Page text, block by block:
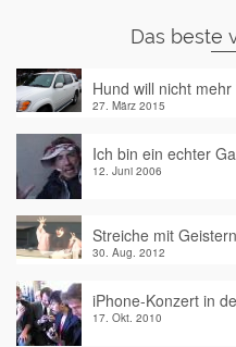
Das beste
Hund will nicht
27. März 2015
Ich bin ein echter
12. Juni 2006
Streiche mit Geistern
30. Aug. 2012
iPhone-Konzert in
17. Okt. 2010